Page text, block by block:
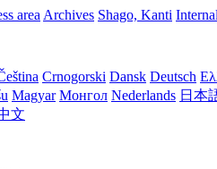
area Archives Shago, Kanti
Crnogorski Dansk Deutsch
Magyar Монгол Nederlands 日本
文